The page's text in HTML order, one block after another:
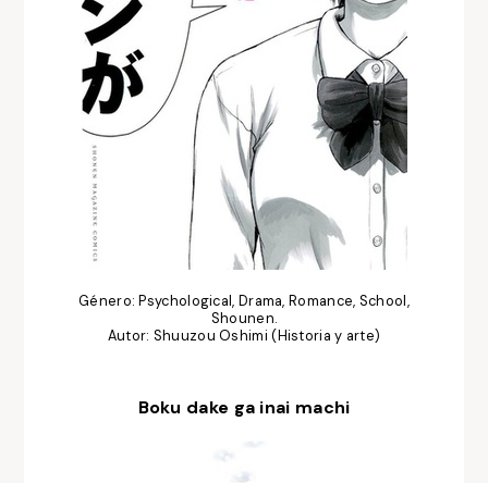
Género: Psychological, Drama, Romance, School,
Shounen.
Autor: Shuuzou Oshimi (Historia y arte)
Boku dake ga inai machi